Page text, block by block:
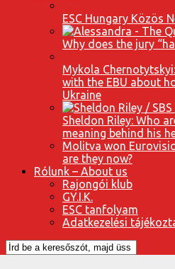
ESC Hungary Közös
Why does the jury
Mykola
with the EBU about
Ukraine
Sheldon Riley: Who
meaning behind his
Molitva won
are they now?
Rólunk – About us
Rajongói klub
GY.I.K.
ESC tanfolyam
Adatkezelési